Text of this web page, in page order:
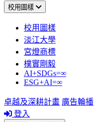
校用圖樣
校用圖樣
淡江大學
宮燈商標
樸實剛毅
AI+SDGs=∞
ESG+AI=∞
卓越及深耕計畫 廣告輪播
登入